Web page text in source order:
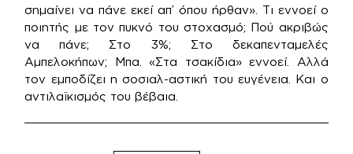
σημαίνει να πάνε εκεί απ’ όπου ήρθαν». Τι εννοεί ο
ποιητής με τον πυκνό του στοχασμό; Πού ακριβώς
να πάνε; Στο 3%; Στο δεκαπενταμελές
Αμπελοκήπων; Μπα. «Στα τσακίδια» εννοεί. Αλλά
τον εμποδίζει η σοσιαλ-αστική του ευγένεια. Και ο
αντιλαϊκισμός του βέβαια.